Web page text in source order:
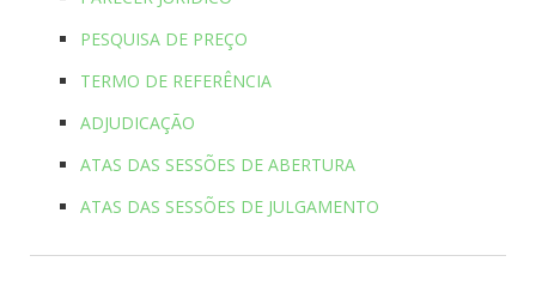
PESQUISA DE PREÇO
TERMO DE REFERÊNCIA
ADJUDICAÇÃO
ATAS DAS SESSÕES DE ABERTURA
ATAS DAS SESSÕES DE JULGAMENTO